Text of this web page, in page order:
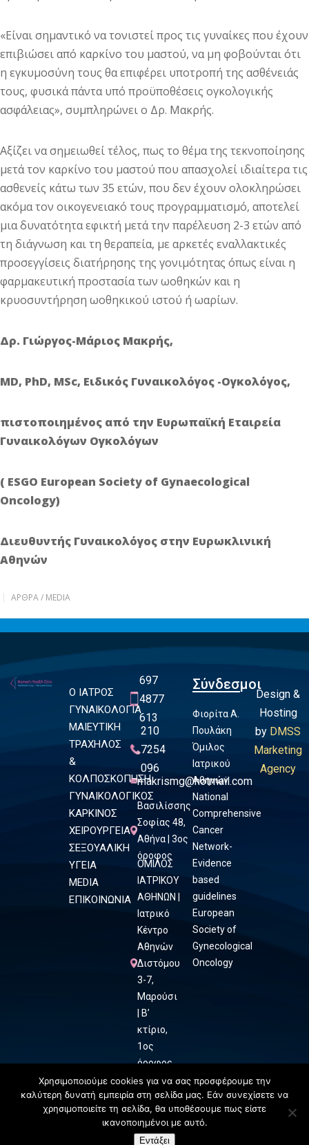
«Είναι σημαντικό να τονιστεί προς τις γυναίκες που έχουν
επιβιώσει από καρκίνο του μαστού, να μη φοβούνται ότι
η εγκυμοσύνη τους θα επιφέρει υποτροπή της ασθένειάς
τους, φυσικά πάντα υπό προϋποθέσεις ογκολογικής
ασφάλειας», συμπληρώνει ο Δρ. Μακρής.
Αξίζει να σημειωθεί τέλος, πως το θέμα της τεκνοποίησης
μετά τον καρκίνο του μαστού που απασχολεί ιδιαίτερα τις
ασθενείς κάτω των 35 ετών, που δεν έχουν ολοκληρώσει
ακόμα τον οικογενειακό τους προγραμματισμό, αποτελεί
μια δυνατότητα εφικτή μετά την παρέλευση 2-3 ετών από
τη διάγνωση και τη θεραπεία, με αρκετές εναλλακτικές
προσεγγίσεις διατήρησης της γονιμότητας όπως είναι η
φαρμακευτική προστασία των ωοθηκών και η
κρυοσυντήρηση ωοθηκικού ιστού ή ωαρίων.
Δρ. Γιώργος-Μάριος Μακρής,
MD, PhD, MSc, Ειδικός Γυναικολόγος -Ογκολόγος,
πιστοποιημένος από την Ευρωπαϊκή Εταιρεία
Γυναικολόγων Ογκολόγων
( ESGO European Society of Gynaecological
Oncology)
Διευθυντής Γυναικολόγος στην Ευρωκλινική
Αθηνών
ΆΡΘΡΑ / MEDIA
ΕΠΙΚΟΙΝΩΝΗΣΤΕ
Ο ΙΑΤΡΟΣ
ΓΥΝΑΙΚΟΛΟΓΙΑ
ΜΑΙΕΥΤΙΚΗ
ΤΡΑΧΗΛΟΣ
&
ΚΟΛΠΟΣΚΟΠΗΣΗ
ΓΥΝΑΙΚΟΛΟΓΙΚΟΣ
ΚΑΡΚΙΝΟΣ
ΧΕΙΡΟΥΡΓΕΙΑ
ΣΕΞΟΥΑΛΙΚΗ
ΥΓΕΙΑ
MEDIA
ΕΠΙΚΟΙΝΩΝΙΑ
697
4877
613
210
7254
096
makrismg@hotmail.com
Βασιλίσσης
Σοφίας 48,
Αθήνα | 3ος
όροφος
ΟΜΙΛΟΣ
ΙΑΤΡΙΚΟΥ
ΑΘΗΝΩΝ |
Ιατρικό
Κέντρο
Αθηνών
Διστόμου
3-7,
Μαρούσι
| Β’
κτίριο,
1ος
όροφος
Σύνδεσμοι
Φιορίτα Α.
Πουλάκη
Όμιλος
Ιατρικού
Αθηνών
National
Comprehensive
Cancer
Network-
Evidence
based
guidelines
European
Society of
Gynecological
Oncology
Design &
Hosting
by DMSS
Marketing
Agency
Χρησιμοποιούμε cookies για να σας προσφέρουμε την
καλύτερη δυνατή εμπειρία στη σελίδα μας. Εάν συνεχίσετε να
χρησιμοποιείτε τη σελίδα, θα υποθέσουμε πως είστε
ικανοποιημένοι με αυτό.
Εντάξει